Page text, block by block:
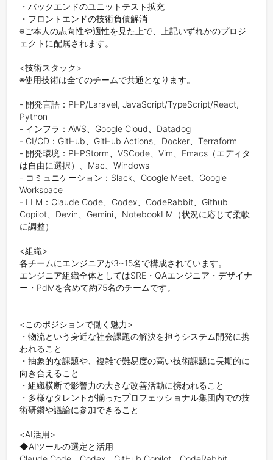
・バックエンドのユニットテスト拡充
・フロントエンドの技術負債解消
※ご本人の志向性や適性を見た上で、上記いずれかのプロジ
ェクトに配属されます。
<技術スタック>
※使用技術は全てのチームで共通となります。
- 開発言語：PHP/Laravel, JavaScript/TypeScript/React,
Python
- インフラ：AWS、Google Cloud、Datadog
- CI/CD：GitHub、GitHub Actions、Docker、Terraform
- 開発環境：PHPStorm、VSCode、Vim、Emacs（エディタ
は自由に選択）、Mac、Windows
- コミュニケーション：Slack、Google Meet、Google
Workspace
- LLM：Claude Code、Codex、CodeRabbit、Github
Copilot、Devin、Gemini、NotebookLM（状況に応じて柔軟
に調整）
<組織>
各チームにエンジニアが3~15名で構成されています。
エンジニア組織全体としてはSRE・QAエンジニア・デザイナ
ー・PdMを含めて約75名のチームです。
<このポジションで働く魅力>
・物流という身近な社会課題の解決を担うシステム開発に携
われること
・抽象的な課題や、複雑で難易度の高い技術課題に長期的に
向き合えること
・組織横断で影響力の大きな改善活動に携われること
・多様なタレントが揃ったプロフェッショナル集団内での技
術研鑽や議論に参加できること
<AI活用>
◆AIツールの選定と活用